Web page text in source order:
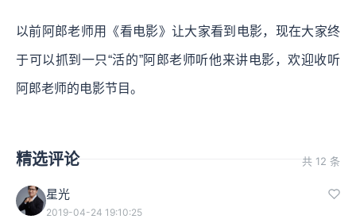
以前阿郎老师用《看电影》让大家看到电影，现在大家终
于可以抓到一只“活的”阿郎老师听他来讲电影，欢迎收听
阿郎老师的电影节目。
精选评论 共 12 条
星光
2019-04-24 19:10:25